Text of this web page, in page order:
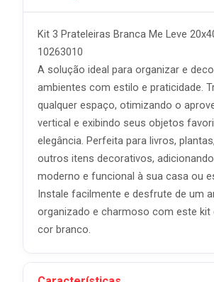
Kit 3 Prateleiras Branca Me Leve
10263010
A solução ideal para organizar e
ambientes com estilo e praticidade.
qualquer espaço, otimizando o
vertical e exibindo seus objetos
elegância. Perfeita para livros,
outros itens decorativos,
moderno e funcional à sua casa ou
Instale facilmente e desfrute de um
organizado e charmoso com este kit
cor branco.